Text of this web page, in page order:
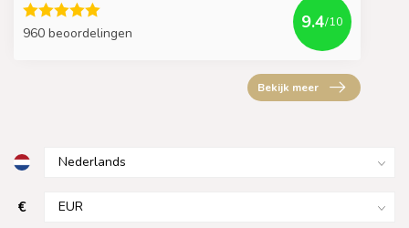
960 beoordelingen
9.4/10
Bekijk meer
€